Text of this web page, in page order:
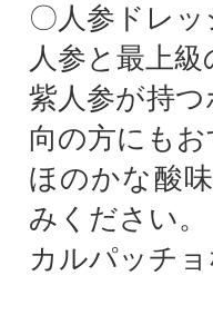
〇人参ドレ
人参と最上
紫人参が持
向の方にもお
ほのかな酸
みください。
カルパッチ